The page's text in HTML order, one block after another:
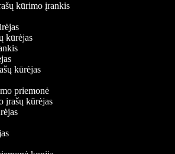
kūrimo įrankis
kūrėjas
kūrėjas
priemonė
kūrėjas